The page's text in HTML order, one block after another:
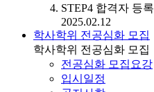
STEP4 합격자 등록
2025.02.12
학사학위 전공심화 모집
학사학위 전공심화 모집
전공심화 모집요강
입시일정